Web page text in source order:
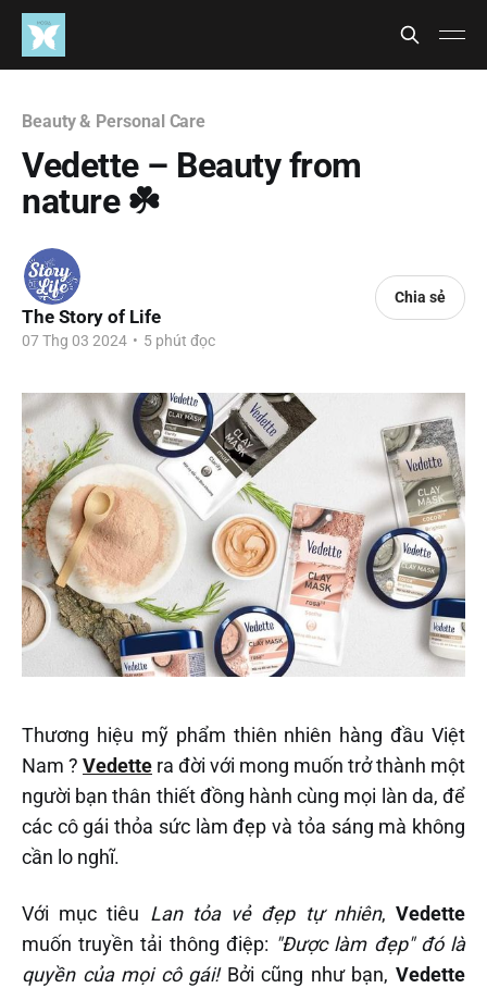
Beauty & Personal Care
Vedette – Beauty from
nature ☘️
The Story of Life
07 Thg 03 2024 • 5 phút đọc
Chia sẻ
Thương hiệu mỹ phẩm thiên nhiên hàng đầu Việt
Nam ? Vedette ra đời với mong muốn trở thành một
người bạn thân thiết đồng hành cùng mọi làn da, để
các cô gái thỏa sức làm đẹp và tỏa sáng mà không
cần lo nghĩ.
Với mục tiêu Lan tỏa vẻ đẹp tự nhiên,Vedette
muốn truyền tải thông điệp: "Được làm đẹp" đó là
quyền của mọi cô gái!Bởi cũng như bạn,Vedette